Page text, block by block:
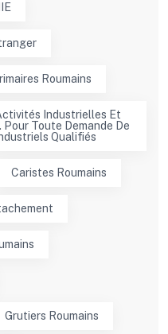
Roumains
Industrielles Et
Toute Demande De
Qualifiés
Caristes Roumains
Grutiers Roumains